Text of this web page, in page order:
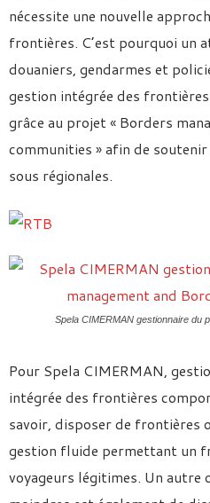
nécessite une nouvelle
frontières. C’est pourquoi un
douaniers, gendarmes et
gestion intégrée des
grâce au projet « Borders
communities » afin de
sous régionales.
Spela CIMERMAN gestionnaire du
Pour Spela CIMERMAN,
intégrée des frontières
savoir, disposer de frontières
gestion fluide permettant un
voyageurs légitimes. Un autre